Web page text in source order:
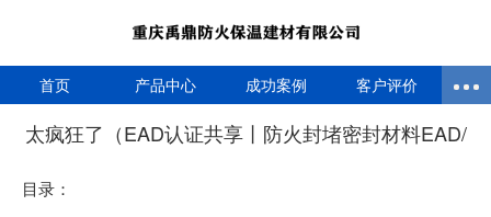
首页 产品中心 成功案例 客户评价
太疯狂了（EAD认证共享丨防火封堵密封材料EAD/
目录：